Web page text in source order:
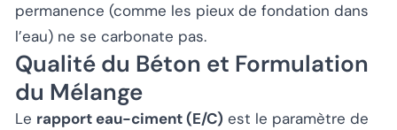
permanence (comme les pieux de fondation dans
l’eau) ne se carbonate pas.
Qualité du Béton et Formulation
du Mélange
Le rapport eau-ciment (E/C) est le paramètre de